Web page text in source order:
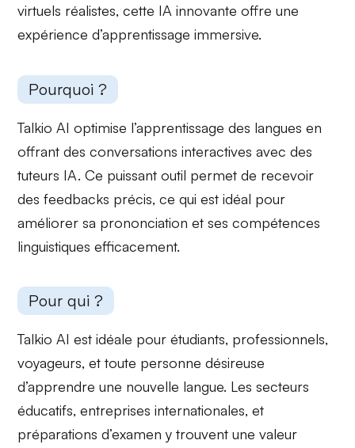
virtuels réalistes, cette IA innovante offre une
expérience d’apprentissage immersive.
Pourquoi ?
Talkio AIoptimise l’apprentissage des langues en
offrant des conversations interactives avec des
tuteurs IA. Ce puissant outil permet de recevoir
des feedbacks précis, ce qui est idéal pour
améliorer sa prononciation et ses compétences
linguistiques efficacement.
Pour qui ?
Talkio AI est idéale pourétudiants, professionnels,
voyageurs, et toute personne désireuse
d’apprendre une nouvelle langue. Lessecteurs
éducatifs, entreprises internationales, et
préparations d’examen y trouvent une valeur